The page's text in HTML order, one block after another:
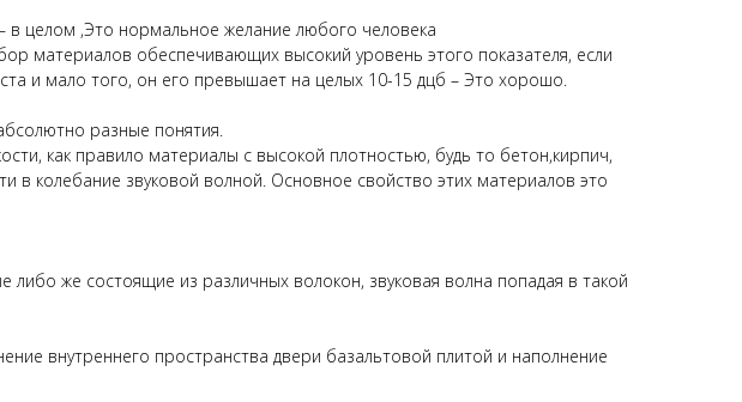
в целом ,Это нормальное желание любого человека
материалов обеспечивающих высокий уровень этого показателя, если
и мало того, он его превышает на целых 10-15 дцб – Это хорошо.
разные понятия.
как правило материалы с высокой плотностью, будь то бетон,кирпич,
в колебание звуковой волной. Основное свойство этих материалов это
же состоящие из различных волокон, звуковая волна попадая в такой
внутреннего пространства двери базальтовой плитой и наполнение